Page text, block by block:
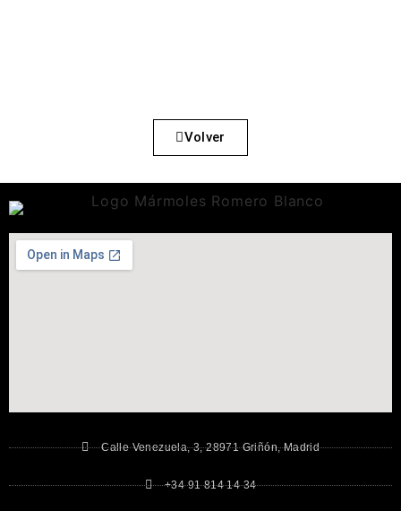
Volver
Calle Venezuela, 3, 28971 Griñón, Madrid
+34 91 814 14 34